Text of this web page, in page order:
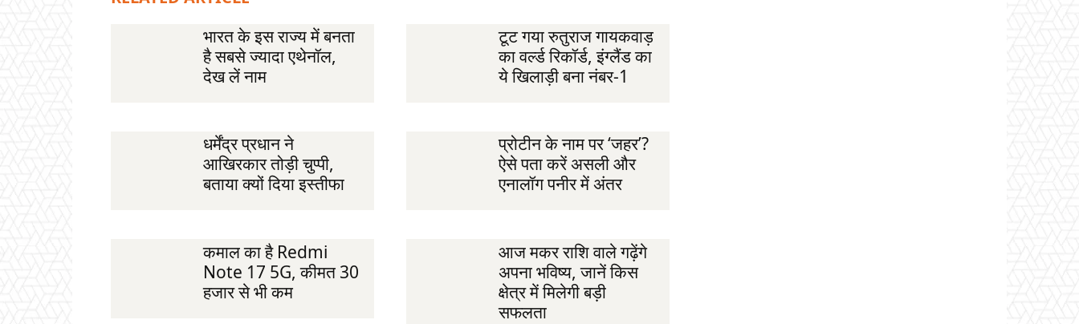
भारत के इस राज्य में बनता
है सबसे ज्यादा एथेनॉल,
देख लें नाम
टूट गया रुतुराज गायकवाड़
का वर्ल्ड रिकॉर्ड, इंग्लैंड का
ये खिलाड़ी बना नंबर-1
धर्मेंद्र प्रधान ने
आखिरकार तोड़ी चुप्पी,
बताया क्यों दिया इस्तीफा
प्रोटीन के नाम पर ‘जहर’?
ऐसे पता करें असली और
एनालॉग पनीर में अंतर
कमाल का है Redmi
Note 17 5G, कीमत 30
हजार से भी कम
आज मकर राशि वाले गढ़ेंगे
अपना भविष्य, जानें किस
क्षेत्र में मिलेगी बड़ी
सफलता